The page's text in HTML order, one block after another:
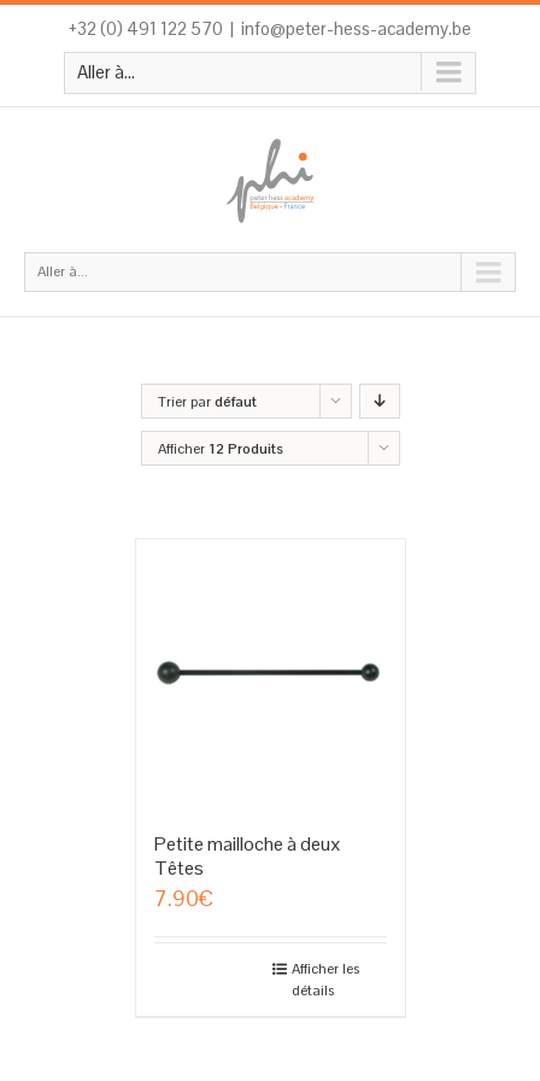
+32 (0) 491 122 570 | info@peter-hess-academy.be
Aller à...
Aller à...
Trier pardéfaut
Afficher 12 Produits
Petite mailloche à deux
Têtes
7.90€
Afficher les
détails